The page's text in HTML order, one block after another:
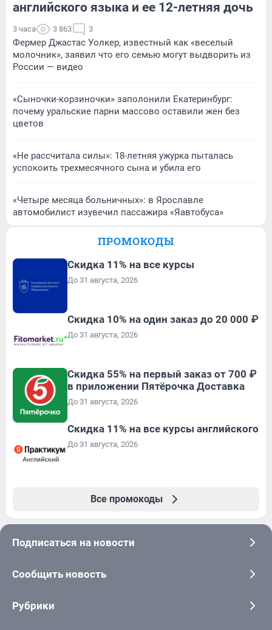
английского языка и ее 12-летняя дочь
3 часа 3 863 3
Фермер Джастас Уолкер, известный как «веселый
молочник», заявил что его семью могут выдворить из
России — видео
«Сыночки-корзиночки» заполонили Екатеринбург:
почему уральские парни массово оставили жен без
цветов
«Не рассчитала силы»: 18-летняя ужурка пыталась
успокоить трехмесячного сына и убила его
«Четыре месяца больничных»: в Ярославле
автомобилист изувечил пассажира «Яавтобуса»
ПРОМОКОДЫ
Скидка 11% на все курсы
До 31 августа, 2026
Скидка 10% на один заказ до 20 000 ₽
До 31 августа, 2026
Скидка 55% на первый заказ от 700 ₽
в приложении Пятёрочка Доставка
До 31 августа, 2026
Скидка 11% на все курсы английского
До 31 августа, 2026
Все промокоды
Подписаться на новости
Сообщить новость
Рубрики